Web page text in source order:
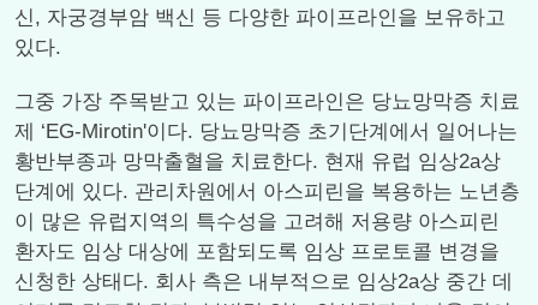
신, 자궁경부암 백신 등 다양한 파이프라인을 보유하고
있다.
그중 가장 주목받고 있는 파이프라인은 당뇨망막증 치료
제 ‘EG-Mirotin'이다. 당뇨망막증 초기단계에서 일어나는
황반부종과 망막출혈을 치료한다. 현재 유럽 임상2a상
단계에 있다. 관리차원에서 아스피린을 복용하는 노년층
이 많은 유럽지역의 특수성을 고려해 저용량 아스피린
환자도 임상 대상에 포함되도록 임상 프로토콜 변경을
신청한 상태다. 회사 측은 내부적으로 임상2a상 중간 데